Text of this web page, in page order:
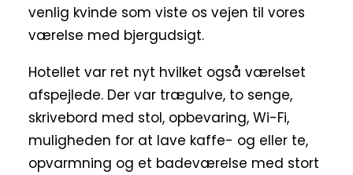
venlig kvinde som viste os vejen til vores
værelse med bjergudsigt.
Hotellet var ret nyt hvilket også værelset
afspejlede. Der var trægulve, to senge,
skrivebord med stol, opbevaring, Wi-Fi,
muligheden for at lave kaffe- og eller te,
opvarmning og et badeværelse med stort